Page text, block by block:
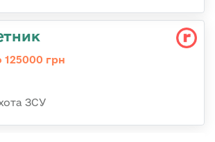
125000 грн
ЗСУ